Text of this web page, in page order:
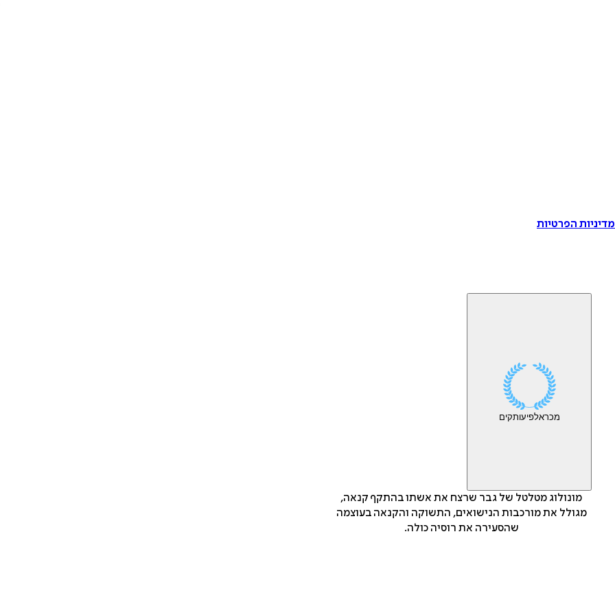
הפרטיות
מכראלפיעותקים
מונולוג מטלטל של גבר שרצח את אשתו בהתקף קנאה,
מגולל את מורכבות הנישואים, התשוקה והקנאה בעוצמה
שהסעירה את רוסיה כולה.